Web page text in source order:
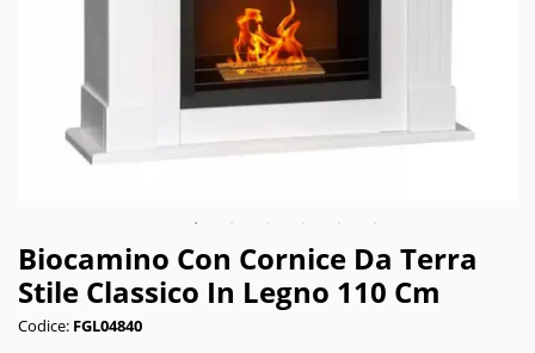
Biocamino Con Cornice Da Terra
Stile Classico In Legno 110 Cm
Codice: FGL04840